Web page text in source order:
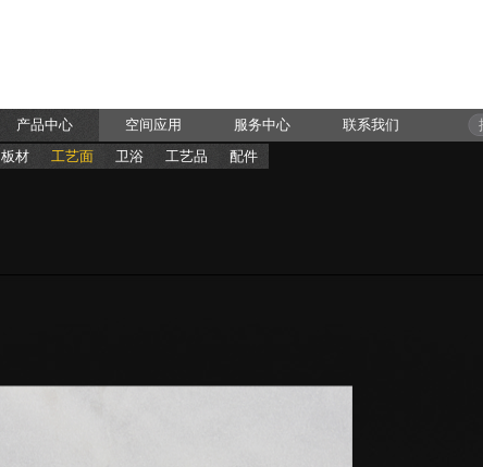
产品中心
板材
工艺面 卫浴 工艺品 配件
空间应用 服务中心 联系我们